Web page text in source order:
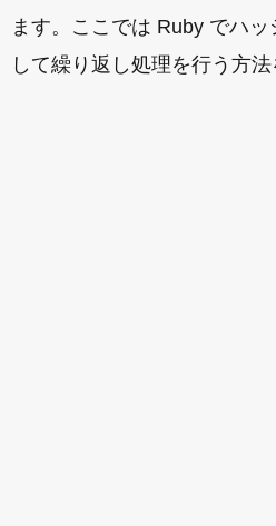
ます。ここでは Ruby でハ
して繰り返し処理を行う方法